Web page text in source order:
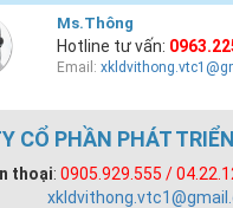
Ms.Thông
Hotline tư vấn:
Email:
CỔ PHẦN PHÁT
thoại: 0905.929.555 /